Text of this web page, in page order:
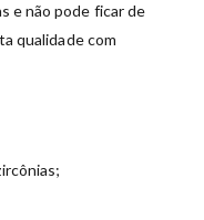
e não pode ficar de
qualidade com